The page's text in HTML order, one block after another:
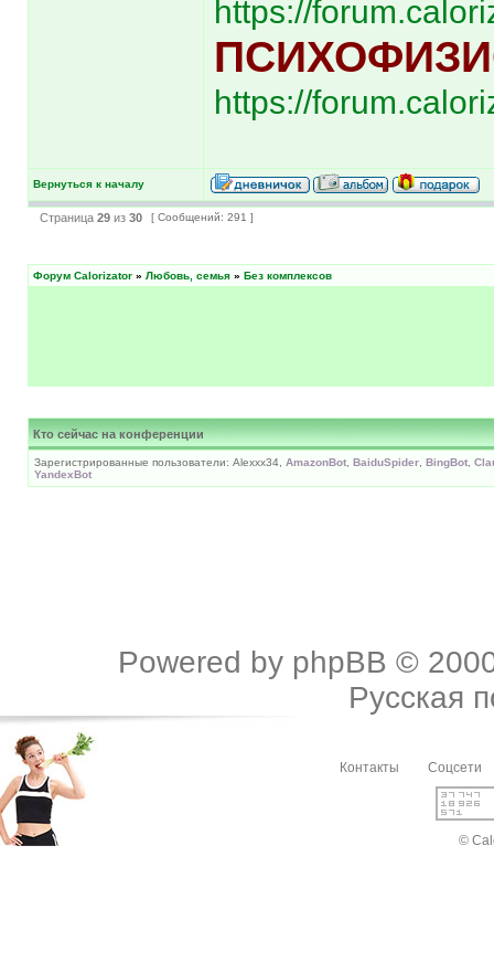
https://
https://
Вернуться к началу
Страница 29 из 30 [ Сообщений: 291 ]
Форум Calorizator » Любовь, семья » Без комплексов
Кто сейчас на конференции
Зарегистрированные пользователи: Alexxx34, AmazonBot BaiduSpider BingBot
YandexBot
Powered by phpBB ©
Русская
Контакты Соцсети
©